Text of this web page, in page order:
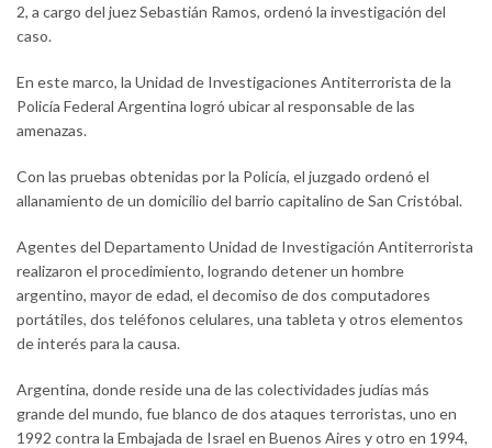
2, a cargo del juez Sebastián Ramos, ordenó la investigación del
caso.
En este marco, la Unidad de Investigaciones Antiterrorista de la
Policía Federal Argentina logró ubicar al responsable de las
amenazas.
Con las pruebas obtenidas por la Policía, el juzgado ordenó el
allanamiento de un domicilio del barrio capitalino de San Cristóbal.
Agentes del Departamento Unidad de Investigación Antiterrorista
realizaron el procedimiento, logrando detener un hombre
argentino, mayor de edad, el decomiso de dos computadores
portátiles, dos teléfonos celulares, una tableta y otros elementos
de interés para la causa.
Argentina, donde reside una de las colectividades judías más
grande del mundo, fue blanco de dos ataques terroristas, uno en
1992 contra la Embajada de Israel en Buenos Aires y otro en 1994,